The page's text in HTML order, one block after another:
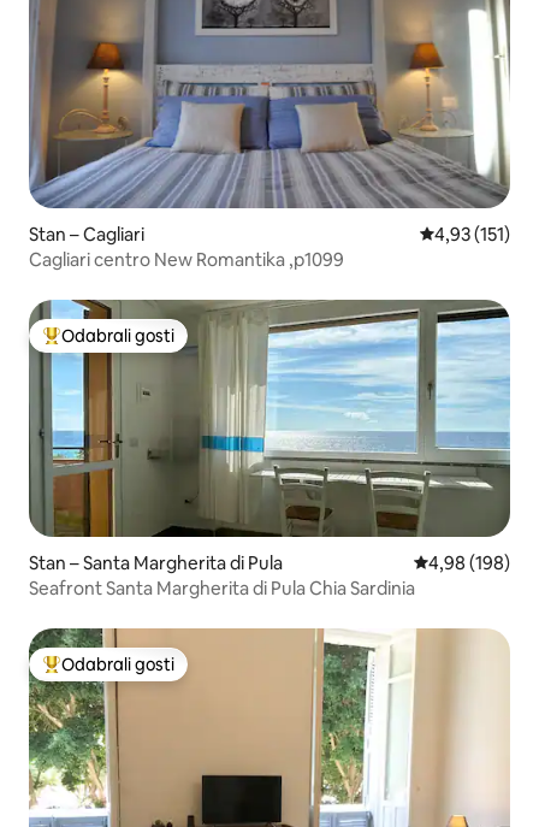
Stan – Cagliari Prosječna
4,93 (151)
Cagliari centro New Romantika ,p1099
Među najviše rangiranima s oznakom „Odabrali gosti”
Odabrali gosti
Stan – Santa Margherita di Pula Prosječna
4,98 (198)
Seafront Santa Margherita di Pula Chia Sardinia
Među najviše rangiranima s oznakom „Odabrali gosti”
Odabrali gosti